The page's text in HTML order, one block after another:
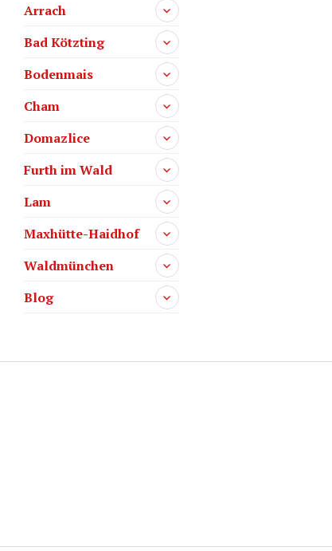
Arrach
Bad Kötzting
Bodenmais
Cham
Domazlice
Furth im Wald
Lam
Maxhütte-Haidhof
Waldmünchen
Blog